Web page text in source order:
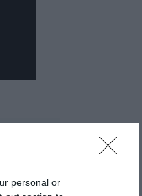
personal or